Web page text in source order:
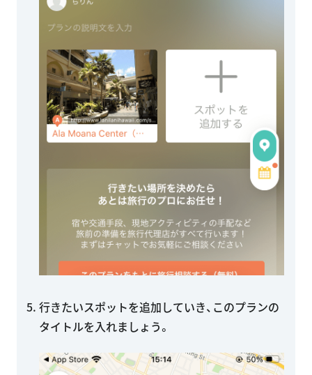
行きたいスポットを追加していき、このプランの
タイトルを入れましょう。